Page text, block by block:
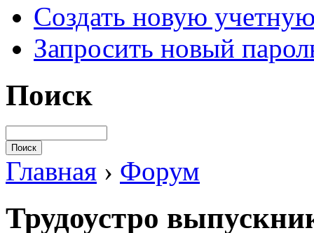
Создать новую
Запросить новый
Поиск
Главная › Форум
Трудоустро